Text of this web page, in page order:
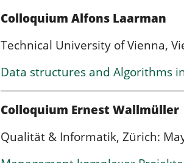
Colloquium Alfons Laarman
Technical University of Vienna,
Data structures and Algorithms
Colloquium Ernest Wallmüller
Qualität & Informatik, Zürich: